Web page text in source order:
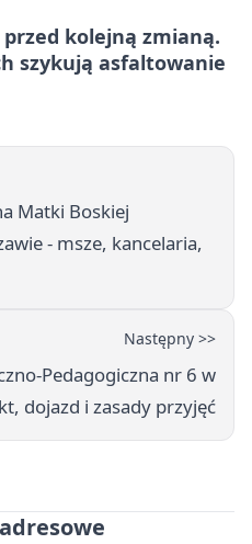
przed kolejną zmianą.
szykują asfaltowanie
Matki Boskiej
- msze, kancelaria,
Następny >>
Pedagogiczna nr 6 w
dojazd i zasady przyjęć